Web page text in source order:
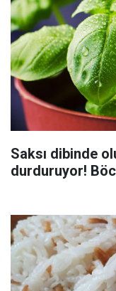
Saksı dibinde
durduruyor!